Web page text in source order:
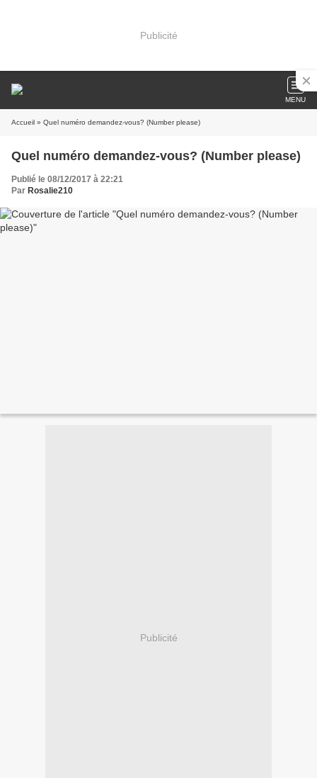
Publicité
MENU
Accueil » Quel numéro demandez-vous? (Number please)
Quel numéro demandez-vous? (Number please)
Publié le 08/12/2017 à 22:21
Par Rosalie210
Publicité